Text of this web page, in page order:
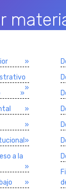
»
»
»
»
»
»
a la
»
»